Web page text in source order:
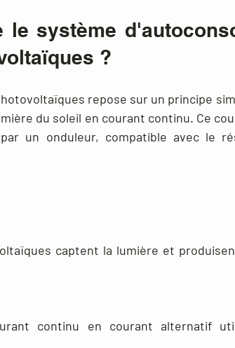
le système
?
repose sur un principe
du soleil en courant continu. Ce
un onduleur, compatible avec le
captent la lumière et
continu en courant alternatif